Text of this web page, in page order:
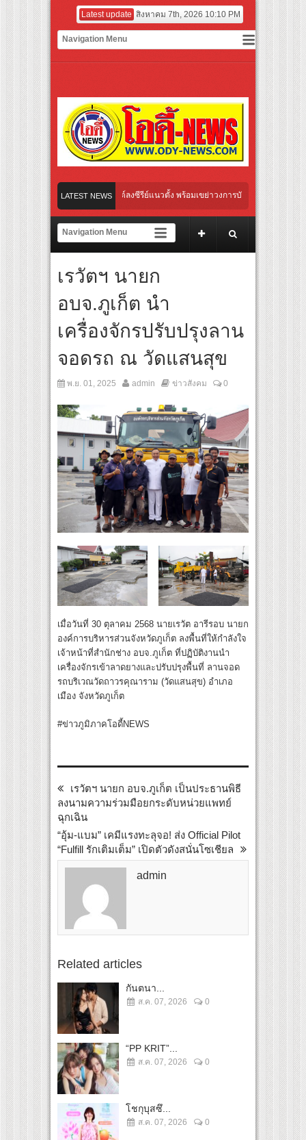
Latest update สิงหาคม 7th, 2026 10:10 PM
LATEST NEWS
งไทย เตรียมเดบิวต์ลงซีรีย์แนวตั้ง พร้อมเขย่าวงการบันเทิงยุคดิจิทัล
ใหม่ “Your Candy” พร้อมเสิร์ฟ MV สดใส ได้ “ต้าเหนิง” และ “ณิชา” ร่วมเติมสีสัน
ลุกกระแส ผิวโชกุ ผิวโชว์ได้ ตอบโจทย์คนรุ่นใหม่
“Under Her Rules ใต้เงาจันทรา” เปิดเคมี “อุ้ม–มีนา” ประกบคู่ครั้งสำคัญ ชวนแฟน
“เลิกอาย เลิกเงียบ เลิกชะล่าใจ” เรื่อง HPV ในแคมเปญ “HPV ไม่เป็นไร…ไม่ได้”
ไทย เตรียมเดบิวต์ลงซีรีย์แนวตั้ง พร้อมเขย่าวงการบันเทิงยุคดิจิทัล
เรวัตฯ นายก
อบจ.ภูเก็ต นำ
เครื่องจักรปรับปรุงลาน
จอดรถ ณ วัดแสนสุข
พ.ย. 01, 2025 admin ข่าวสังคม 0
เมื่อวันที่ 30 ตุลาคม 2568 นายเรวัต อารีรอบ นายก
องค์การบริหารส่วนจังหวัดภูเก็ต ลงพื้นที่ให้กำลังใจ
เจ้าหน้าที่สำนักช่าง อบจ.ภูเก็ต ที่ปฏิบัติงานนำ
เครื่องจักรเข้าลาดยางและปรับปรุงพื้นที่ ลานจอด
รถบริเวณวัดถาวรคุณาราม (วัดแสนสุข) อำเภอ
เมือง จังหวัดภูเก็ต
#ข่าวภูมิภาคโอดี้NEWS
เรวัตฯ นายก อบจ.ภูเก็ต เป็นประธานพิธี
ลงนามความร่วมมือยกระดับหน่วยแพทย์
ฉุกเฉิน
“อุ้ม-แบม” เคมีแรงทะลุจอ! ส่ง Official Pilot
“Fulfill รักเติมเต็ม” เปิดตัวดังสนั่นโซเชียล
admin
Related articles
กันตนา...
ส.ค. 07, 2026 0
“PP KRIT”...
ส.ค. 07, 2026 0
โชกุบุสซึ...
ส.ค. 07, 2026 0